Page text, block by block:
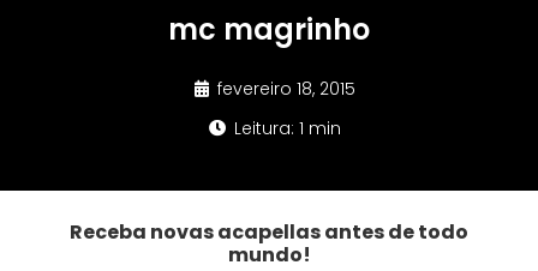
mc magrinho
fevereiro 18, 2015
Leitura: 1 min
Receba novas acapellas antes de todo
mundo!